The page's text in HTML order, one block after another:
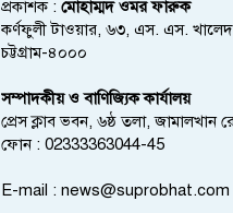
প্রকাশক : মোহাম্মদ ওমর ফারুক
কর্ণফুলী টাওয়ার, ৬৩, এস. এস.
চট্টগ্রাম-৪০০০
সম্পাদকীয় ও বাণিজ্যিক কার্যালয়
প্রেস ক্লাব ভবন, ৬ষ্ঠ তলা, জামালখান
ফোন : 02333363044-45
E-mail : news@suprobhat.com